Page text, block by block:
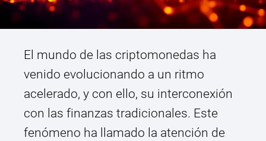
El mundo de las criptomonedas ha
venido evolucionando a un ritmo
acelerado, y con ello, su interconexión
con las finanzas tradicionales. Este
fenómeno ha llamado la atención de